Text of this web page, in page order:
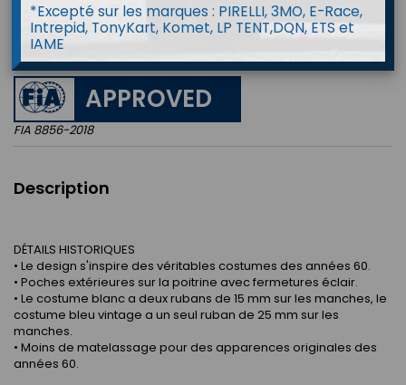
Combinaison P1 Parabolica Vintage
look (FIA 8856-2018)
APPROVED
FIA 8856-2018
Description
DÉTAILS HISTORIQUES
• Le design s'inspire des véritables costumes des années 60.
• Poches extérieures sur la poitrine avec fermetures éclair.
• Le costume blanc a deux rubans de 15 mm sur les manches, le
costume bleu vintage a un seul ruban de 25 mm sur les
manches.
• Moins de matelassage pour des apparences originales des
années 60.
*Excepté sur les marques : PIRELLI, 3MO, E-Race,
Intrepid, TonyKart, Komet, LP TENT,DQN, ETS et
IAME